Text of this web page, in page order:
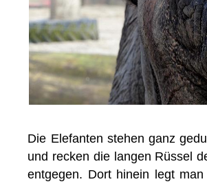
Die Elefanten stehen ganz
und recken die langen Rüssel
entgegen. Dort hinein legt